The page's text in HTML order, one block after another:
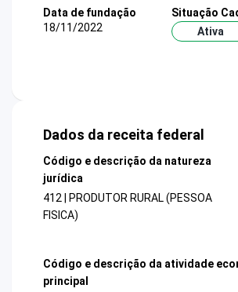
Data de fundação
18/11/2022
Situação
Ativa
Dados da receita federal
Código e descrição da natureza
jurídica
412 | PRODUTOR RURAL (PESSOA
FISICA)
Código e descrição da atividade
principal